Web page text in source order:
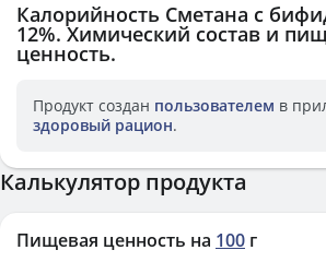
Калорийность Сметана с
12%. Химический состав и
ценность.
Продукт создан пользователем в
здоровый рацион.
Калькулятор продукта
Пищевая ценность на 100 г